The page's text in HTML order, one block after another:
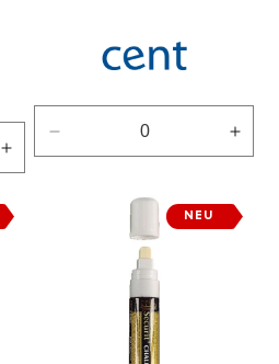
Erhöhe
die
Menge
für
Verringere
die
die
für
NEU